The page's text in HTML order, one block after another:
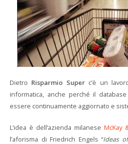
Dietro Risparmio Super c’è un
informatica, anche perché il
essere continuamente aggiornato e
L’idea è dell’azienda milanese McKay
l’aforisma di Friedrich Engels “Ideas